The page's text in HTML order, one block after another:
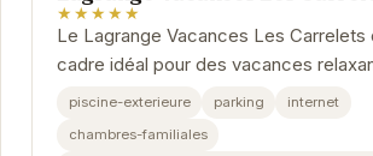
★★★★★
Le Lagrange Vacances Les Carrelets
cadre idéal pour des vacances
Saint-Palais-sur-Mer, cet
piscine-exterieure parking
internet
chambres-familiales